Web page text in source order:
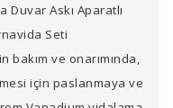
Duvar Askı Aparatlı
Seti
ve onarımında,
için paslanmaya ve